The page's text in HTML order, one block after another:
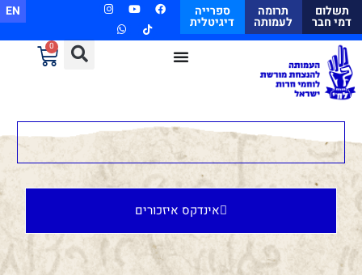
תשלום
דמי חבר
תרומה
לעמותה
ספרייה
דיגיטלית
EN
0
אינדקס איזכורים